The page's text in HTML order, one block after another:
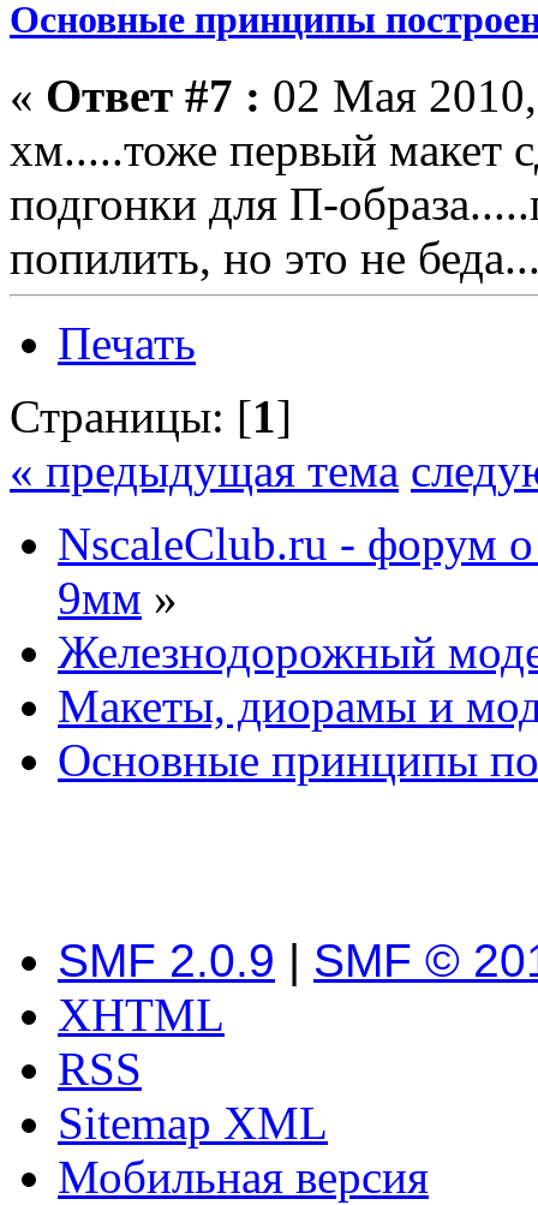
Основные принципы
« Ответ #7 : 02 Мая
хм.....тоже первый макет
подгонки для П-
попилить, но это не
Печать
Страницы: [1]
« предыдущая тема
NscaleClub.ru - форум
9мм »
Железнодорожный
Макеты, диорамы и
Основные принципы
SMF 2.0.9 | SMF ©
XHTML
RSS
Sitemap XML
Мобильная версия